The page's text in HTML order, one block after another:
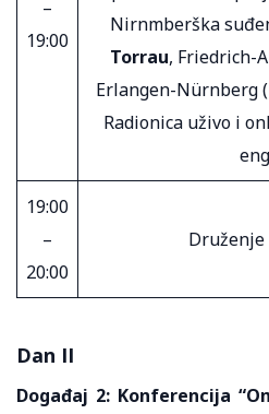
–
19:00
Nirnmberška
Torrau, Friedrich-
Erlangen-Nürnberg
Radionica uživo i
19:00
–
20:00
Druženje
Dan II
Događaj 2: Konferencija